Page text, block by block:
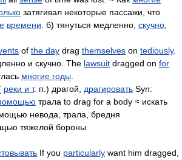
затягивал некоторые пассажи, что
времени . б) тянуться медленно, скучно
of the day drag themselves on tediously.
и скучно. The lawsuit dragged on for
многие годы
реки и т. п.) драгой, драгировать Syn:
трала to drag for a body ≈ искать
невода, трала, бредня
тяжелой бороны
If you particularly want him dragged,